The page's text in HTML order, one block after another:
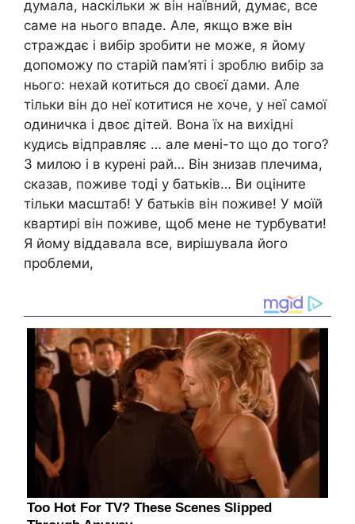
думала, наскільки ж він наївний, думає, все
саме на нього впаде. Але, якщо вже він
страждає і вибір зробити не може, я йому
допоможу по старій пам’яті і зроблю вибір за
нього: нехай котиться до своєї дами. Але
тільки він до неї котитися не хоче, у неї самої
одиничка і двоє дітей. Вона їх на вихідні
кудись відправляє … але мені-то що до того?
З милою і в курені рай… Він знизав плечима,
сказав, поживе тоді у батьків… Ви оціните
тільки масштаб! У батьків він поживе! У моїй
квартирі він поживе, щоб мене не турбувати!
Я йому віддавала все, вирішувала його
проблеми,